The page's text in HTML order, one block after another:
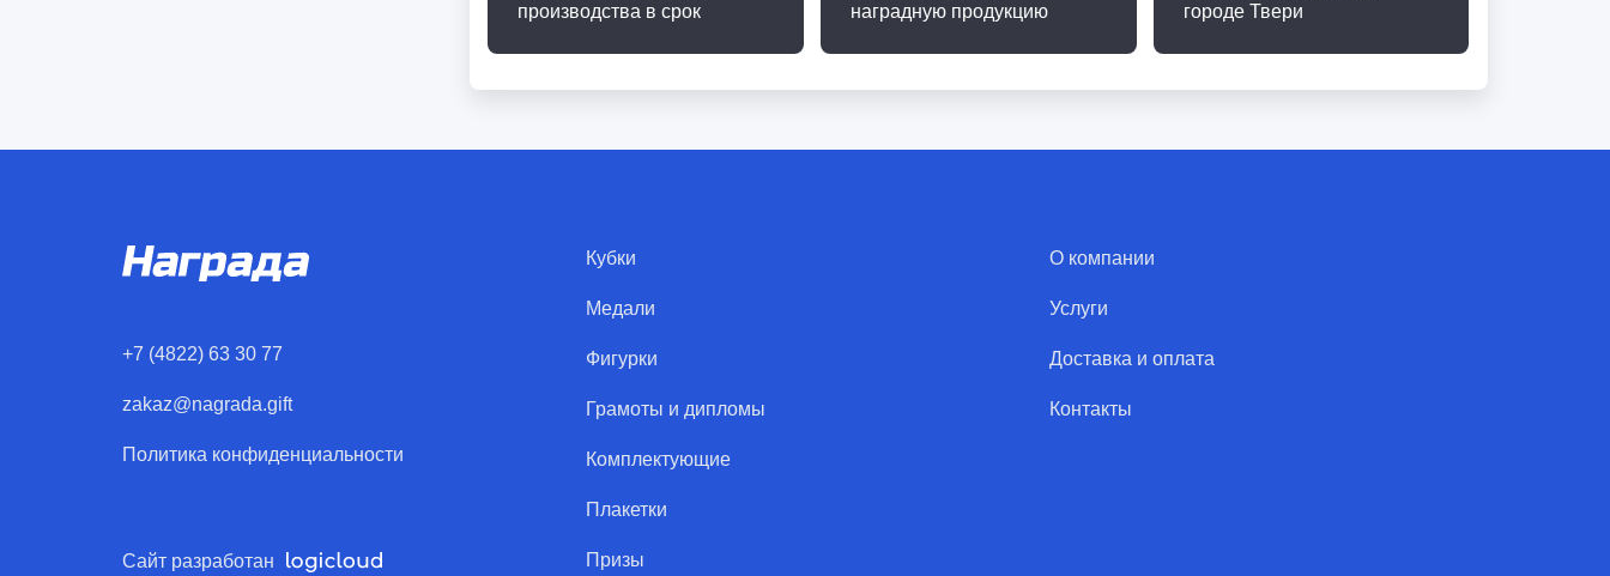
производства в срок
наградную продукцию
городе Твери
+7 (4822) 63 30 77
zakaz@nagrada.gift
Политика конфиденциальности
Сайт разработан
Кубки
Медали
Фигурки
Грамоты и дипломы
Комплектующие
Плакетки
Призы
О компании
Услуги
Доставка и оплата
Контакты